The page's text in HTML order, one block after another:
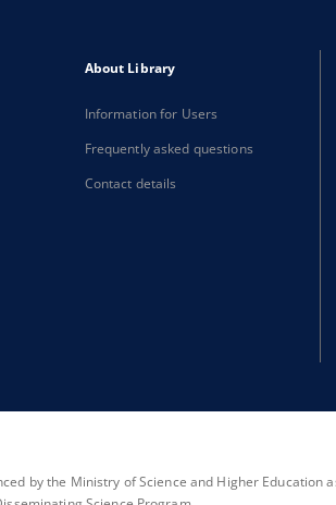
About Library
Information for Users
Frequently asked questions
Contact details
by the Ministry of Science and Higher Education